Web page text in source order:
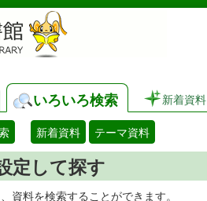
いろいろ検索 新着資料
新着資料 テーマ資料
定して探す
資料を検索することができます。